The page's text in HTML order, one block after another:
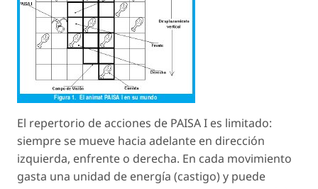
El repertorio de acciones de PAISA I es limitado:
siempre se mueve hacia adelante en dirección
izquierda, enfrente o derecha. En cada movimiento
gasta una unidad de energía (castigo) y puede